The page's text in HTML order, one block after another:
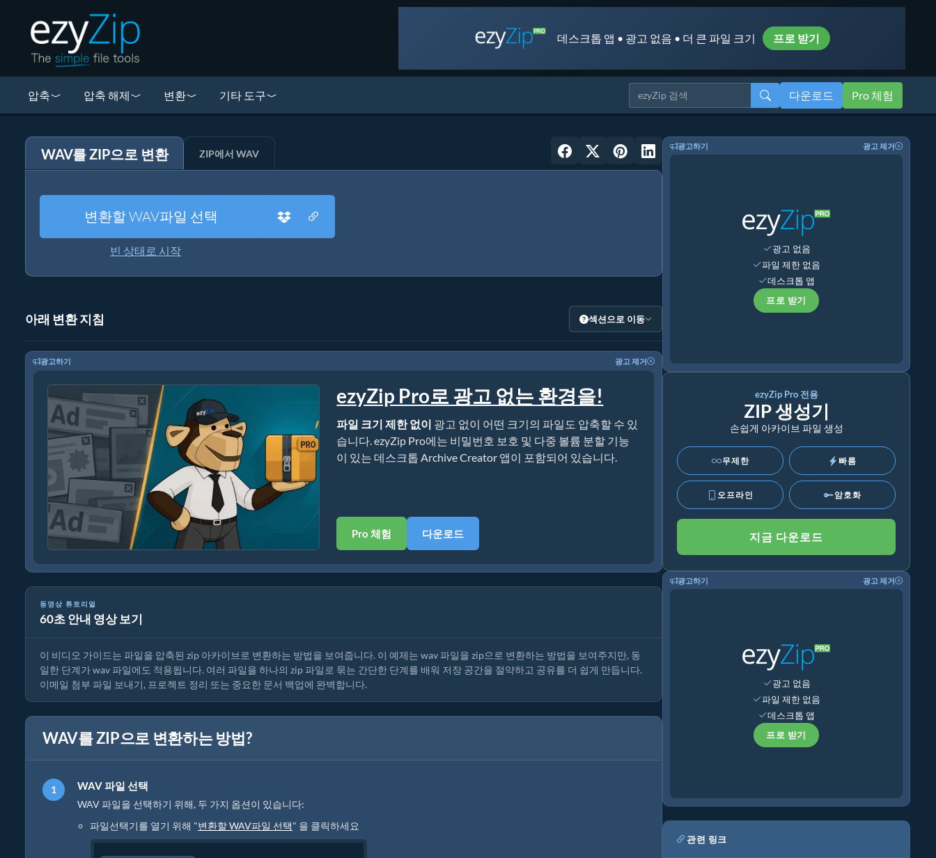
데스크톱 앱 • 광고 없음 • 더 큰 파일 크기 프로 받기
압축 압축 해제 변환 기타 도구 다운로드 Pro 체험
WAV를 ZIP으로 변환 ZIP에서 WAV
변환할 WAV파일 선택
빈 상태로 시작
아래 변환 지침 섹션으로 이동
광고하기 광고 제거
ezyZip Pro로 광고 없는 환경을!
파일 크기 제한 없이 광고 없이 어떤 크기의 파일도 압축할 수 있
습니다. ezyZip Pro에는 비밀번호 보호 및 다중 볼륨 분할 기능
이 있는 데스크톱 Archive Creator 앱이 포함되어 있습니다.
Pro 체험 다운로드
동영상 튜토리얼
60초 안내 영상 보기
온라인에서 파일을 ZIP으로 변환하는 방법 (간단한 가이드)
이 비디오 가이드는 파일을 압축된 zip 아카이브로 변환하는 방법을 보여줍니다. 이 예제는 wav 파일을 zip으로 변환하는 방법을 보여주지만, 동
일한 단계가 wav 파일에도 적용됩니다. 여러 파일을 하나의 zip 파일로 묶는 간단한 단계를 배워 저장 공간을 절약하고 공유를 더 쉽게 만듭니다.
이메일 첨부 파일 보내기, 프로젝트 정리 또는 중요한 문서 백업에 완벽합니다.
WAV를 ZIP으로 변환하는 방법?
WAV 파일 선택
WAV 파일을 선택하기 위해, 두 가지 옵션이 있습니다:
파일선택기를 열기 위해 "변환할 WAV파일 선택" 을 클릭하세요
광고하기 광고 제거
광고 없음
파일 제한 없음
데스크톱 앱
프로 받기
ezyZip Pro 전용
ZIP 생성기
손쉽게 아카이브 파일 생성
무제한 빠름
오프라인 암호화
지금 다운로드
광고하기 광고 제거
광고 없음
파일 제한 없음
데스크톱 앱
프로 받기
관련 링크